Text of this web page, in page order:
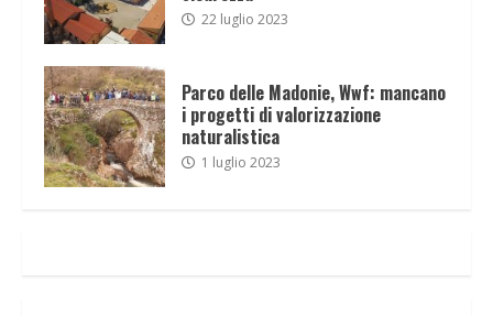
22 luglio 2023
Parco delle Madonie, Wwf: mancano
i progetti di valorizzazione
naturalistica
1 luglio 2023